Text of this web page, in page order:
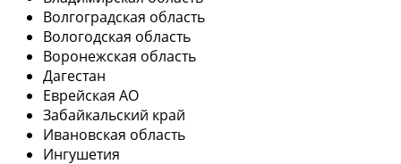
Волгоградская область
Вологодская область
Воронежская область
Дагестан
Еврейская АО
Забайкальский край
Ивановская область
Ингушетия